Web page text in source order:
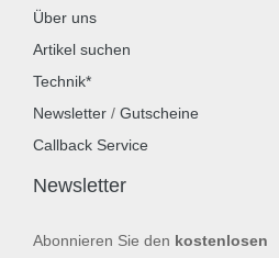
Über uns
Artikel suchen
Technik*
Newsletter / Gutscheine
Callback Service
Newsletter
Abonnieren Sie den kostenlosen